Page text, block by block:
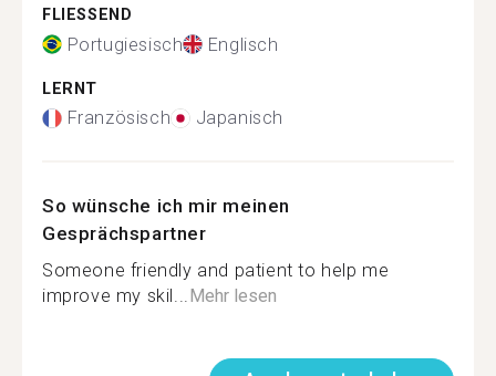
FLIESSEND
Portugiesisch Englisch
LERNT
Französisch Japanisch
So wünsche ich mir meinen
Gesprächspartner
Someone friendly and patient to help me
improve my skil...Mehr lesen